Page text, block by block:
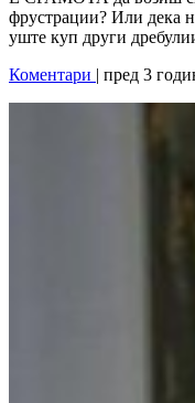
фрустрации? Или дека
уште куп други
Коментари | пред 3